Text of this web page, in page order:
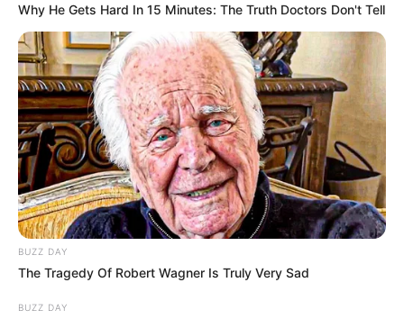
Why He Gets Hard In 15 Minutes: The Truth Doctors Don't Tell
BUZZ DAY
The Tragedy Of Robert Wagner Is Truly Very Sad
BUZZ DAY